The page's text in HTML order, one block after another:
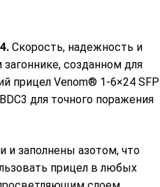
Скорость, надежность и
созданном для
прицел Venom® 1-6×24 SFP
для точного поражения
и заполнены азотом, что
прицел в любых